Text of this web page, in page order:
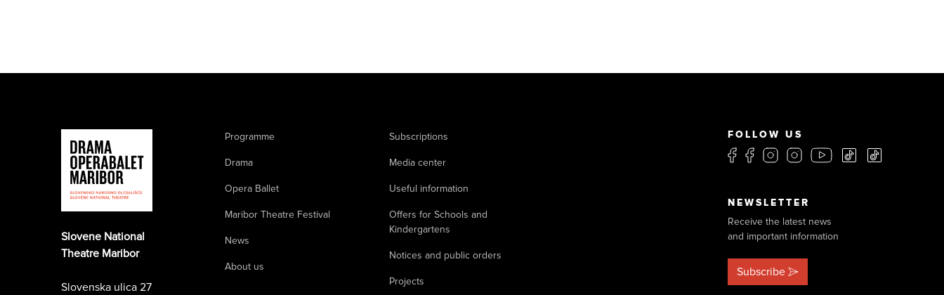
Slovene National
Theatre Maribor
Slovenska ulica 27
Programme
Drama
Opera Ballet
Maribor Theatre Festival
News
About us
Subscriptions
Media center
Useful information
Offers for Schools and
Kindergartens
Notices and public orders
Projects
FOLLOW US
NEWSLETTER
Receive the latest news
and important information
Subscribe